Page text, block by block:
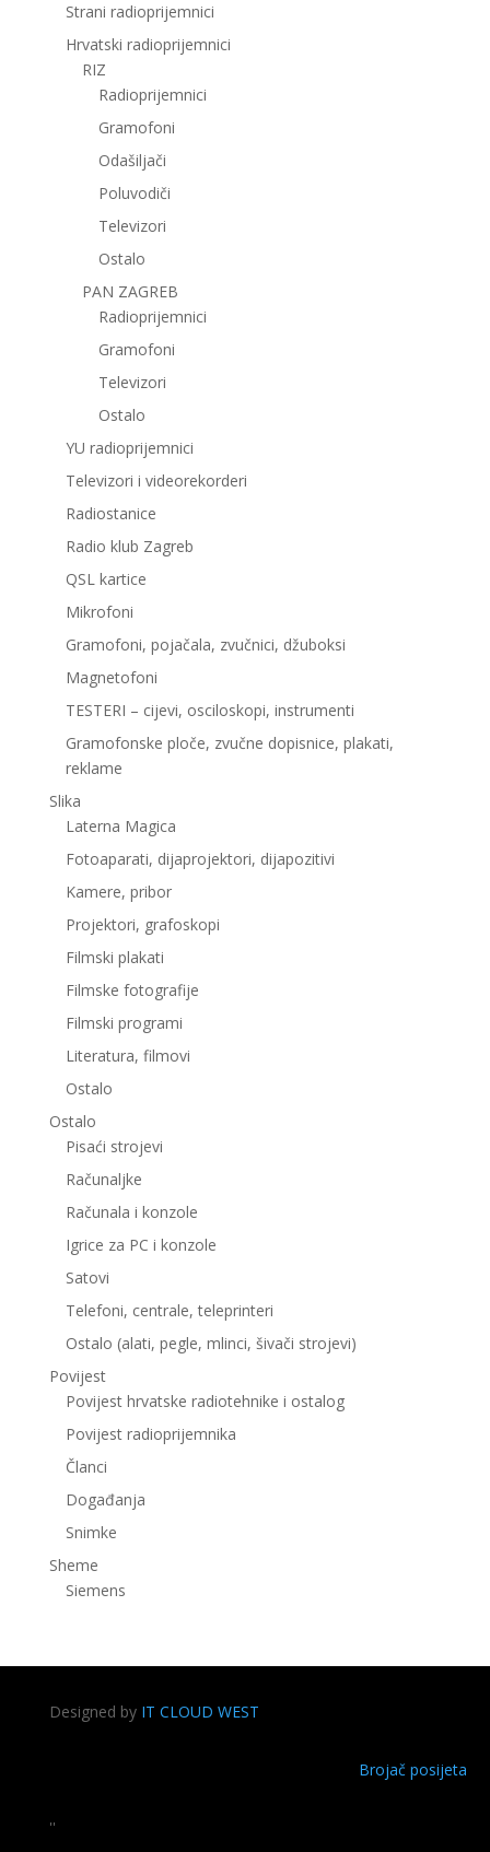
Strani radioprijemnici
Hrvatski radioprijemnici
RIZ
Radioprijemnici
Gramofoni
Odašiljači
Poluvodiči
Televizori
Ostalo
PAN ZAGREB
Radioprijemnici
Gramofoni
Televizori
Ostalo
YU radioprijemnici
Televizori i videorekorderi
Radiostanice
Radio klub Zagreb
QSL kartice
Mikrofoni
Gramofoni, pojačala, zvučnici, džuboksi
Magnetofoni
TESTERI – cijevi, osciloskopi, instrumenti
Gramofonske ploče, zvučne dopisnice, plakati,
reklame
Slika
Laterna Magica
Fotoaparati, dijaprojektori, dijapozitivi
Kamere, pribor
Projektori, grafoskopi
Filmski plakati
Filmske fotografije
Filmski programi
Literatura, filmovi
Ostalo
Ostalo
Pisaći strojevi
Računaljke
Računala i konzole
Igrice za PC i konzole
Satovi
Telefoni, centrale, teleprinteri
Ostalo (alati, pegle, mlinci, šivači strojevi)
Povijest
Povijest hrvatske radiotehnike i ostalog
Povijest radioprijemnika
Članci
Događanja
Snimke
Sheme
Siemens
Designed by IT CLOUD WEST
Brojač posijeta
''